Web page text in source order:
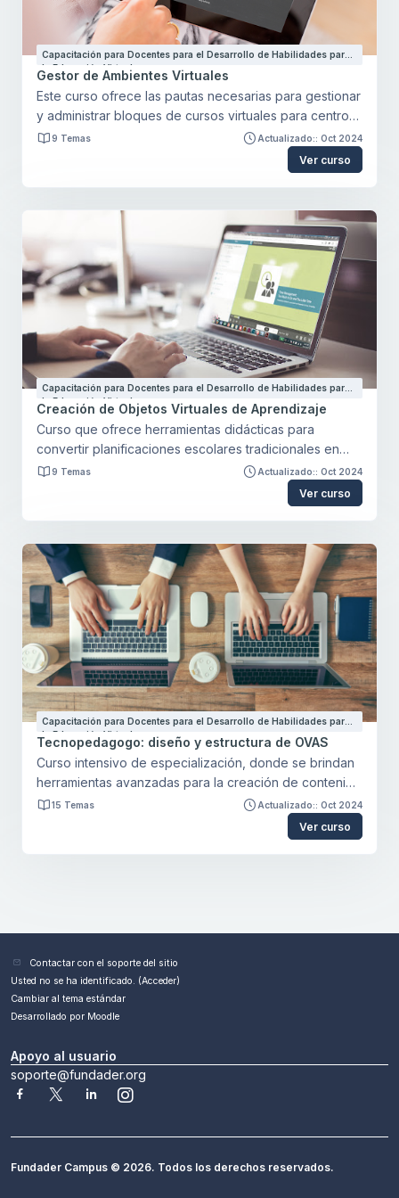
Capacitación para Docentes para el Desarrollo de Habilidades para
la Educación Virtual
Gestor de Ambientes Virtuales
Este curso ofrece las pautas necesarias para gestionar
y administrar bloques de cursos virtuales para centros
educativos. Cómo realizar las configuraciones iniciales
de un curso, generar categorías de cursos, establecer
métodos de matriculación, matricular estudiantes,
calificaciones.
9 Temas Actualizado:: Oct 2024
Ver curso
Capacitación para Docentes para el Desarrollo de Habilidades para
la Educación Virtual
Creación de Objetos Virtuales de Aprendizaje
Curso que ofrece herramientas didácticas para
convertir planificaciones escolares tradicionales en
bloques de contenido virtual. El participante
comprenderá los conceptos de Scorm e Ims,
aprenderá sobre las herramientas de autor y cómo
herramientas para evaluar sus creaciones desde
estándares internacionales. El participante tendrá la
oportunidad de crear contenido y verlo en
funcionamiento en un aula virtual.
9 Temas Actualizado:: Oct 2024
Ver curso
Capacitación para Docentes para el Desarrollo de Habilidades para
la Educación Virtual
Tecnopedagogo: diseño y estructura de OVAS
Curso intensivo de especialización, donde se brindan
herramientas avanzadas para la creación de contenido
virtual interactivo. El participante comprende la
planificación didáctica y desde ella, es capaz de
diseñar rutas de aprendizaje utilizando herramientas
15 Temas Actualizado:: Oct 2024
Ver curso
Bloques
Contactar con el soporte del sitio
Usted no se ha identificado. (Acceder)
Cambiar al tema estándar
Desarrollado por Moodle
Apoyo al usuario
soporte@fundader.org
Fundader Campus © 2026. Todos los derechos reservados.